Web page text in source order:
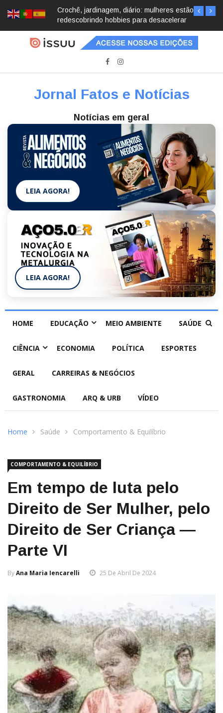
Crochê, jardinagem, diário: mulheres estão
redescobrindo hobbies para desacelerar
Jornal Fatos e Notícias
Notícias em geral
LEIA AGORA!
LEIA AGORA!
HOME EDUCAÇÃO MEIO AMBIENTE SAÚDE
CIÊNCIA ECONOMIA POLÍTICA ESPORTES
GERAL CARREIRAS & NEGÓCIOS
GASTRONOMIA ARQ & URB VÍDEO
Home Saúde Comportamento & Equilíbrio
COMPORTAMENTO & EQUILÍBRIO
Em tempo de luta pelo
Direito de Ser Mulher, pelo
Direito de Ser Criança —
Parte VI
ByAna Maria Iencarelli 25 De Abril De 2024